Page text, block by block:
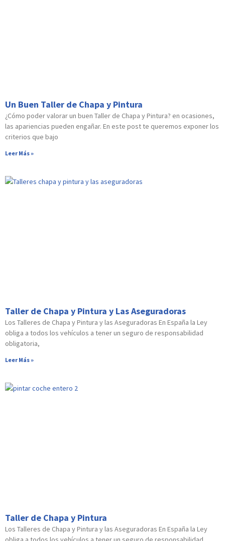
Un Buen Taller de Chapa y Pintura
¿Cómo poder valorar un buen Taller de Chapa y Pintura? en ocasiones,
las apariencias pueden engañar. En este post te queremos exponer los
criterios que bajo
Leer Más »
Taller de Chapa y Pintura y Las Aseguradoras
Los Talleres de Chapa y Pintura y las Aseguradoras En España la Ley
obliga a todos los vehículos a tener un seguro de responsabilidad
obligatoria,
Leer Más »
Taller de Chapa y Pintura
Los Talleres de Chapa y Pintura y las Aseguradoras En España la Ley